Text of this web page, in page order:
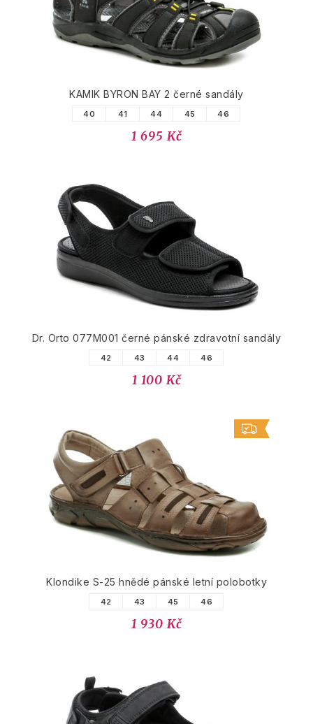
KAMIK BYRON BAY 2 černé sandály
40 41 44 45 46
1 695 Kč
Dr. Orto 077M001 černé pánské zdravotní sandály
42 43 44 46
1 100 Kč
Klondike S-25 hnědé pánské letní polobotky
42 43 45 46
1 930 Kč